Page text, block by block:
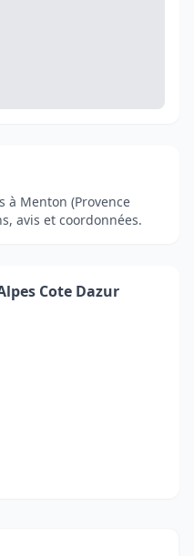
à Menton (Provence
avis et coordonnées.
Cote Dazur